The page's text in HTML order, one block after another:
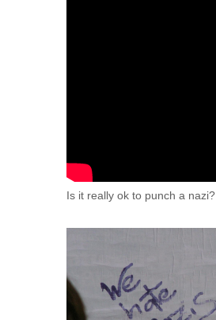
Is it really ok to punch a nazi?